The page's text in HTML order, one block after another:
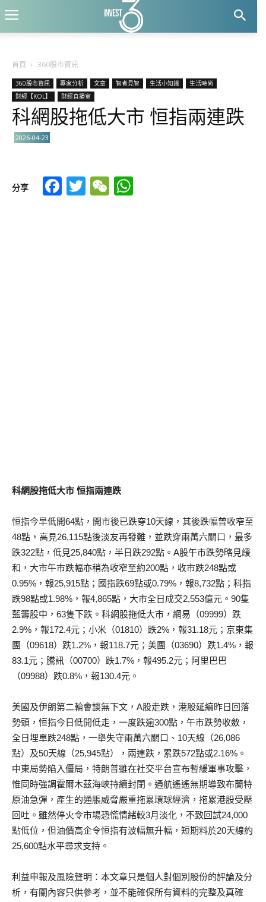
首頁 360股市資訊
360股市資訊 專家分析 文章 智者見智 生活小知識
生活時尚
財經【KOL】
財經直播室
科網股拖低大市 恒指兩連跌
2026-04-23
分享 Facebook
TwitterWeChat
科網股拖低大市 恒指兩連跌
恒指今早低開64點，開市後已跌穿10天線，其後跌幅曾收窄至
48點，高見26,115點後淡友再發難，並跌穿兩萬六關口，最多
跌322點，低見25,840點，半日跌292點。A股午市跌勢略見緩
和，大市午市跌幅亦稍為收窄至約200點，收市跌248點或
0.95%，報25,915點；國指跌69點或0.79%，報8,732點；科指
跌98點或1.98%，報4,865點，大市全日成交2,553億元。90隻
藍籌股中，63隻下跌。科網股拖低大市，網易（09999）跌
2.9%，報172.4元；小米（01810）跌2%，報31.18元；京東集
團（09618）跌1.2%，報118.7元；美團（03690）跌1.4%，報
83.1元；騰訊（00700）跌1.7%，報495.2元；阿里巴巴
（09988）跌0.8%，報130.4元。
美國及伊朗第二輪會談無下文，A股走跌，港股延續昨日回落
勢頭，恒指今日低開低走，一度跌逾300點，午市跌勢收斂，
全日埋單跌248點，一舉失守兩萬六關口、10天線（26,086
點）及50天線（25,945點），兩連跌，累跌572點或2.16%。
中東局勢陷入僵局，特朗普雖在社交平台宣布暫緩軍事攻擊，
惟同時強調霍爾木茲海峽持續封閉。通航遙遙無期導致布蘭特
原油急彈，產生的通脹威脅嚴重拖累環球經濟，拖累港股受壓
回吐。雖然停火令市場恐慌情緒較3月淡化，不致回試24,000
點低位，但油價高企令恒指有波幅無升幅，短期料於20天線約
25,600點水平尋求支持。
利益申報及風險聲明：本文章只是個人對個別股份的評論及分
析，有關內容只供參考，並不能確保所有資料的完整及真確